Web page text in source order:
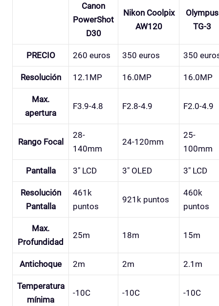
Canon
PowerShot
D30
Nikon Coolpix
AW120
Olympus
TG-3
PRECIO 260 euros 350 euros 350
Resolución 12.1MP 16.0MP 16.0MP
Max.
apertura
F3.9-4.8 F2.8-4.9 F2.0-4.9
Rango Focal
28-
140mm
24-120mm
25-
100mm
Pantalla 3″ LCD 3″ OLED 3″ LCD
Resolución
Pantalla
461k
puntos
921k puntos
460k
puntos
Max.
Profundidad
25m 18m 15m
Antichoque 2m 2m 2.1m
Temperatura
mínima
-10C -10C -10C